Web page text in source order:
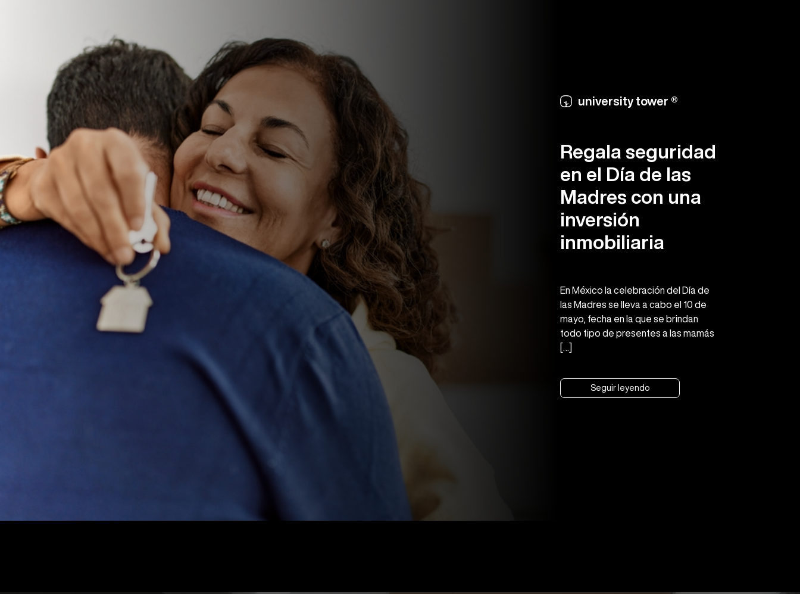
university tower ®
Regala seguridad
en el Día de las
Madres con una
inversión
inmobiliaria
En México la celebración del Día de
las Madres se lleva a cabo el 10 de
mayo, fecha en la que se brindan
todo tipo de presentes a las mamás
Seguir leyendo